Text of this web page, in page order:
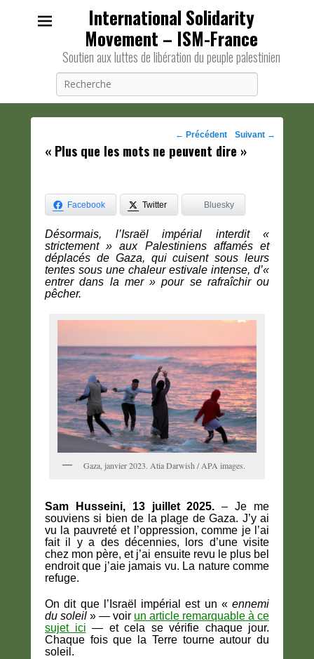
International Solidarity
Movement – ISM-France
Soutien aux luttes de libération du peuple palestinien
Navigation
des
← Précédent Suivant →
« Plus que les mots ne peuvent dire »
Facebook Twitter Bluesky
Désormais, l’Israël impérial interdit «
strictement » aux Palestiniens affamés et
déplacés de Gaza, qui cuisent sous leurs
tentes sous une chaleur estivale intense, d’«
entrer dans la mer » pour se rafraîchir ou
pêcher.
Gaza, janvier 2023. Atia Darwish / APA images.
Sam Husseini, 13 juillet 2025. – Je me
souviens si bien de la plage de Gaza. J’y ai
vu la pauvreté et l’oppression, comme je l’ai
fait il y a des décennies, lors d’une visite
chez mon père, et j’ai ensuite revu le plus bel
endroit que j’aie jamais vu. La nature comme
refuge.
On dit que l’Israël impérial est un « ennemi
du soleil » — voir un article remarquable à ce
sujet ici — et cela se vérifie chaque jour.
Chaque fois que la Terre tourne autour du
soleil.